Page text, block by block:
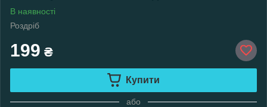
В наявності
Роздріб
199 ₴
Купити
або